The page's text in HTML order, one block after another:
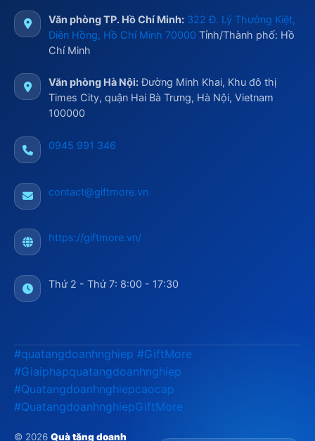
Văn phòng TP. Hồ Chí Minh: 322 Đ. Lý Thường Kiệt,
Diên Hồng, Hồ Chí Minh 70000 Tỉnh/Thành phố: Hồ
Chí Minh
Văn phòng Hà Nội:Đường Minh Khai, Khu đô thị
Times City, quận Hai Bà Trưng, Hà Nội, Vietnam
100000
0945 991 346
contact@giftmore.vn
https://giftmore.vn/
Thứ 2 - Thứ 7: 8:00 - 17:30
#quatangdoanhnghiep #GiftMore
#Giaiphapquatangdoanhnghiep
#Quatangdoanhnghiepcaocap
#QuatangdoanhnghiepGiftMore
© 2026 Quà tặng doanh